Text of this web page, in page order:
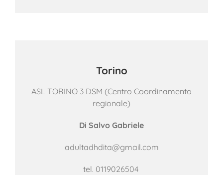
Torino
ASL TORINO 3 DSM (Centro Coordinamento
regionale)
Di Salvo Gabriele
adultadhdita@gmail.com
tel. 0119026504